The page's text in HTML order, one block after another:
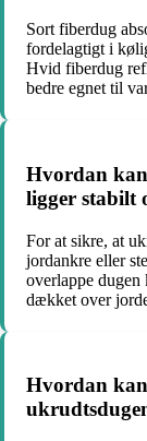
Sort fiberdug
fordelagtigt i
Hvid fiberdug
bedre egnet til
Hvordan
ligger stabilt
For at sikre, at
jordankre eller
overlappe
dækket over
Hvordan